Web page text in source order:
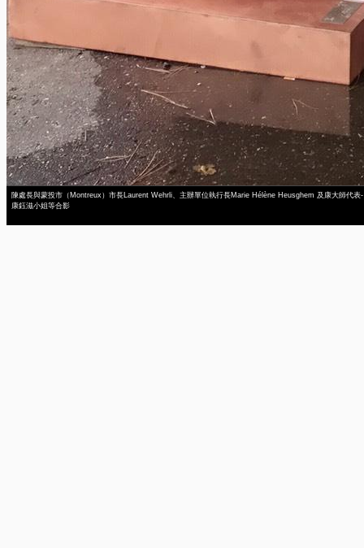
陳處長與蒙投市（Montreux）市長Laurent Wehrli、主辦單位執行長Marie Hélène Heusghem 及康大師代表-
康鈺滋小姐等合影